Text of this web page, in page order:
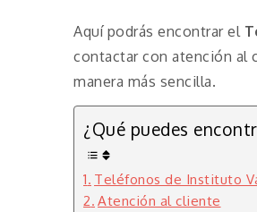
Aquí podrás encontrar el
contactar con atención al
manera más sencilla.
¿Qué puedes
Teléfonos de Instituto
Atención al cliente